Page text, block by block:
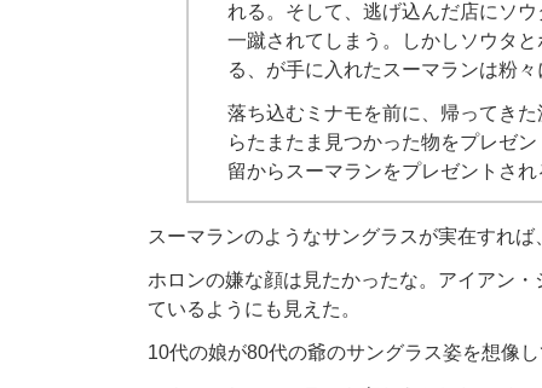
れる。そして、逃げ込んだ店にソ
一蹴されてしまう。しかしソウタ
る、が手に入れたスーマランは粉々
落ち込むミナモを前に、帰ってき
らたまたま見つかった物をプレゼ
留からスーマランをプレゼントされ
スーマランのようなサングラスが実在すれば
ホロンの嫌な顔は見たかったな。アイアン
ているようにも見えた。
10代の娘が80代の爺のサングラス姿を想像